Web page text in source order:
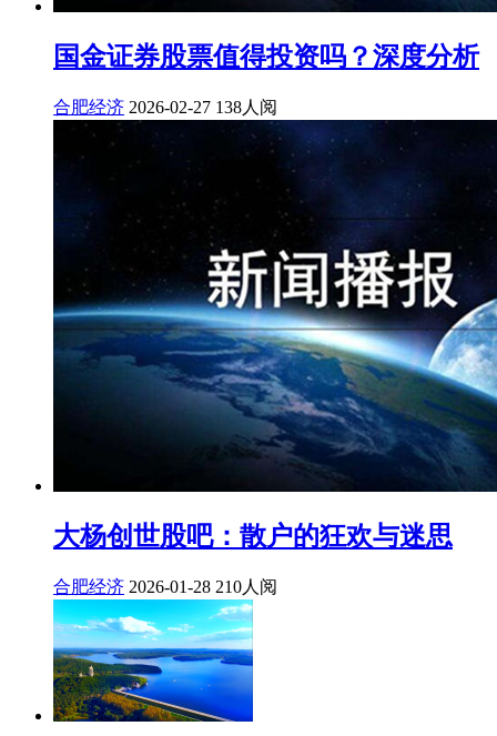
国金证券股票值得投资吗？深度分析
合肥经济 2026-02-27 138人阅
大杨创世股吧：散户的狂欢与迷思
合肥经济 2026-01-28 210人阅